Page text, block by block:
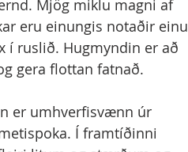
Mjög miklu magni af
eru einungis notaðir einu
í ruslið. Hugmyndin er að
gera flottan fatnað.
er umhverfisvænn úr
Í framtíðinni